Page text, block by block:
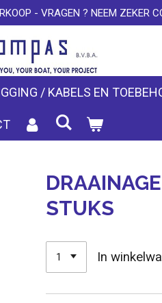
- VRAGEN ? NEEM ZEKER
/ KABELS EN
STUKS
In